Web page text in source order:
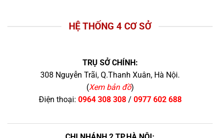
HỆ THỐNG 4 CƠ SỞ
TRỤ SỞ CHÍNH:
308 Nguyễn Trãi, Q.Thanh Xuân, Hà Nội.
(Xem bản đồ)
Điện thoại: 0964 308 308/ 0977 602 688